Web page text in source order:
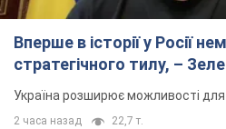
Вперше в історії у Росії
стратегічного тилу, –
Україна розширює можливості для
2 часа назад 22,7 т.